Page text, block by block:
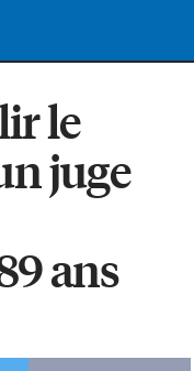
le
juge
ans